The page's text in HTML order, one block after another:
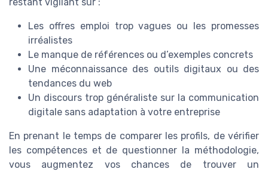
Les offres emploi trop vagues ou les promesses
irréalistes
Le manque de références ou d’exemples concrets
Une méconnaissance des outils digitaux ou des
tendances du web
Un discours trop généraliste sur la communication
digitale sans adaptation à votre entreprise
En prenant le temps de comparer les profils, de vérifier
les compétences et de questionner la méthodologie,
vous augmentez vos chances de trouver un